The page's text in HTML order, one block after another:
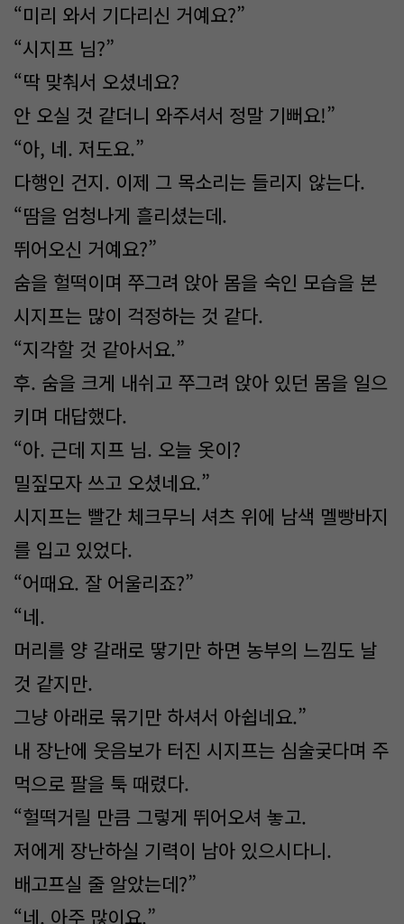
“미리 와서 기다리신 거예요?”
“시지프 님?”
“딱 맞춰서 오셨네요?
안 오실 것 같더니 와주셔서 정말 기뻐요!”
“아, 네. 저도요.”
다행인 건지. 이제 그 목소리는 들리지 않는다.
“땀을 엄청나게 흘리셨는데.
뛰어오신 거예요?”
숨을 헐떡이며 쭈그려 앉아 몸을 숙인 모습을 본
시지프는 많이 걱정하는 것 같다.
“지각할 것 같아서요.”
후. 숨을 크게 내쉬고 쭈그려 앉아 있던 몸을 일으
키며 대답했다.
“아. 근데 지프 님. 오늘 옷이?
밀짚모자 쓰고 오셨네요.”
시지프는 빨간 체크무늬 셔츠 위에 남색 멜빵바지
를 입고 있었다.
“어때요. 잘 어울리죠?”
“네.
머리를 양 갈래로 땋기만 하면 농부의 느낌도 날
것 같지만.
그냥 아래로 묶기만 하셔서 아쉽네요.”
내 장난에 웃음보가 터진 시지프는 심술궂다며 주
먹으로 팔을 툭 때렸다.
“헐떡거릴 만큼 그렇게 뛰어오셔 놓고.
저에게 장난하실 기력이 남아 있으시다니.
배고프실 줄 알았는데?”
“네. 아주 많이요.”